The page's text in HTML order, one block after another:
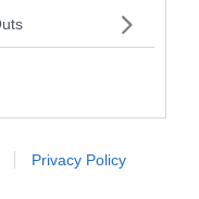
Privacy Policy